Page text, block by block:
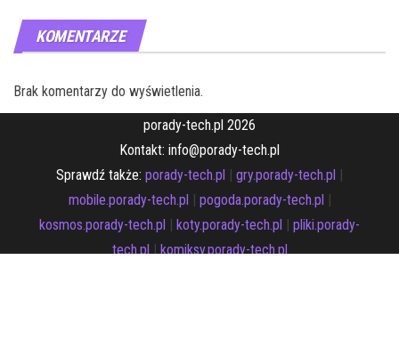
KOMENTARZE
Brak komentarzy do wyświetlenia.
porady-tech.pl 2026
Kontakt: info@porady-tech.pl
Sprawdź także: porady-tech.pl | gry.porady-tech.pl |
mobile.porady-tech.pl | pogoda.porady-tech.pl |
kosmos.porady-tech.pl | koty.porady-tech.pl | pliki.porady-
tech.pl | komiksy.porady-tech.pl